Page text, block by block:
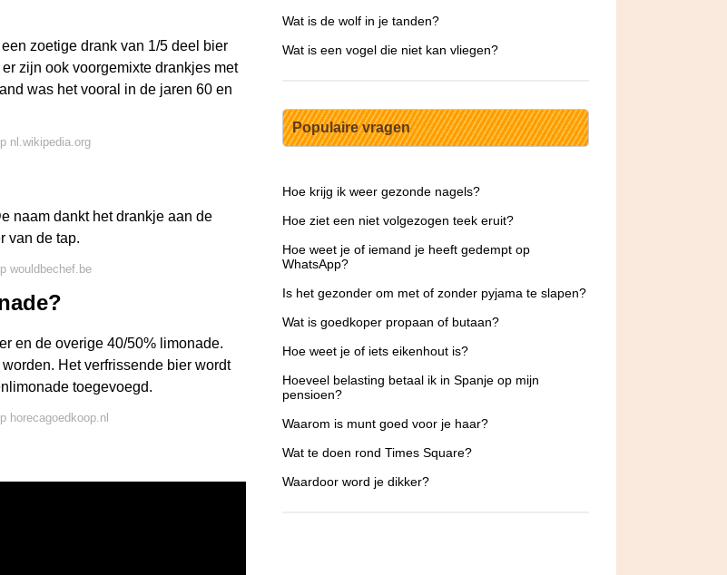
zoetige drank van 1/5 deel bier
zijn ook voorgemixte drankjes met
was het vooral in de jaren 60 en
nl.wikipedia.org
naam dankt het drankje aan de
van de tap.
wouldbechef.be
en de overige 40/50% limonade.
Het verfrissende bier wordt
toegevoegd.
horecagoedkoop.nl
Wat is de wolf in je tanden?
Wat is een vogel die niet kan vliegen?
Populaire vragen
Hoe krijg ik weer gezonde nagels?
Hoe ziet een niet volgezogen teek eruit?
Hoe weet je of iemand je heeft gedempt op
WhatsApp?
Is het gezonder om met of zonder pyjama te slapen?
Wat is goedkoper propaan of butaan?
Hoe weet je of iets eikenhout is?
Hoeveel belasting betaal ik in Spanje op mijn
pensioen?
Waarom is munt goed voor je haar?
Wat te doen rond Times Square?
Waardoor word je dikker?